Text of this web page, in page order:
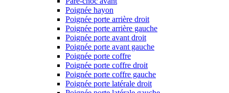
Poignée hayon
Poignée porte arrière droit
Poignée porte arrière gauche
Poignée porte avant droit
Poignée porte avant gauche
Poignée porte coffre
Poignée porte coffre droit
Poignée porte coffre gauche
Poignée porte latérale droit